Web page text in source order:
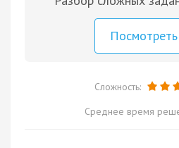
Посмотреть
Сложность:
Среднее время